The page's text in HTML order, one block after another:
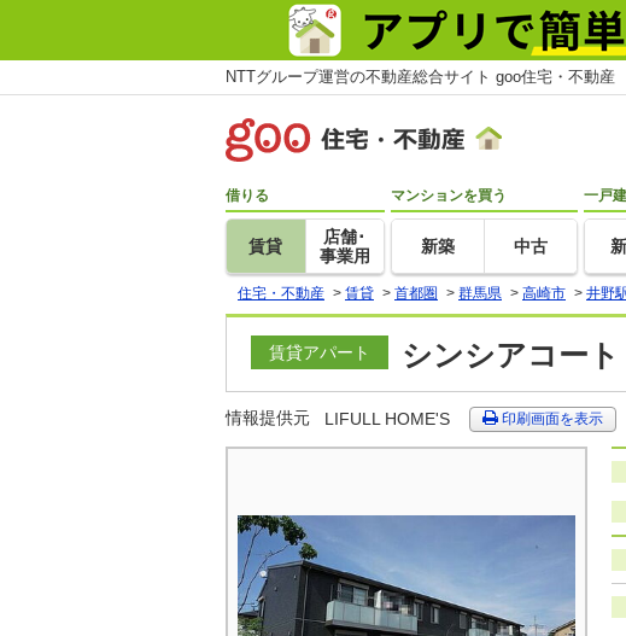
NTTグループ運営の不動産総合サイト goo住宅・不動産
借りる
賃貸
店舗･
事業用
マンションを買う
新築 中古
一戸
住宅・不動産 > 賃貸 > 首都圏 > 群馬県 > 高崎市 > 井野
賃貸アパート シンシアコー
情報提供元 LIFULL HOME'S 印刷画面を表示